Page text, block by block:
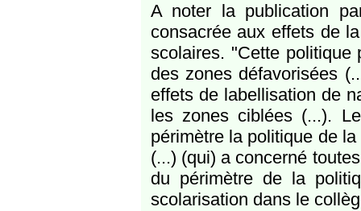
A noter la publication
consacrée aux effets de
scolaires. "Cette politique
des zones défavorisées
effets de labellisation de
les zones ciblées (...).
périmètre la politique de
(...) (qui) a concerné
du périmètre de la
scolarisation dans le